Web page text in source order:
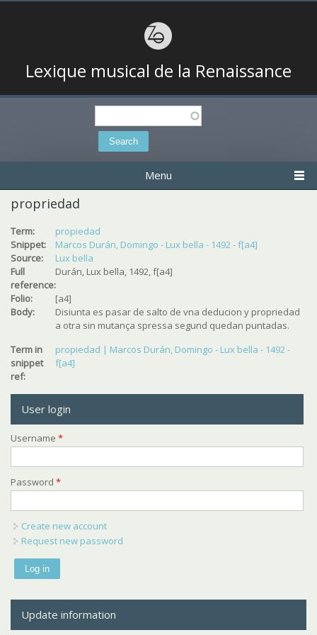
Lexique musical de la Renaissance
Search
Menu
propriedad
Term:
propiedad
Snippet:
Marcos Durán, Domingo - Lux bella - 1492 - f[a4]
Source:
Lux bella
Full
reference:
Durán, Lux bella, 1492, f[a4]
Folio:
[a4]
Body:
Disiunta es pasar de salto de vna deducion y propriedad
a otra sin mutança spressa segund quedan puntadas.
Term in
snippet
ref:
propiedad | Marcos Durán, Domingo - Lux bella - 1492 -
f[a4]
User login
Username *
Password *
Create new account
Request new password
Update information